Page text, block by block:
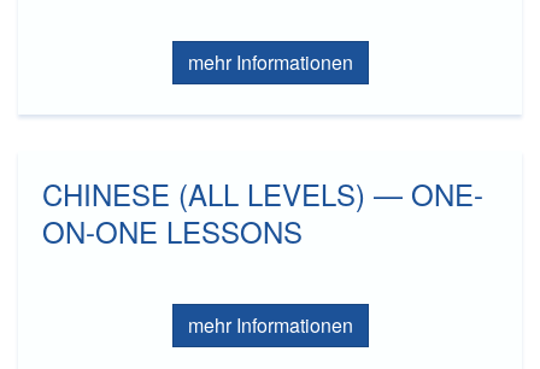
mehr Informationen
CHINESE (ALL LEVELS) — ONE-
ON-ONE LESSONS
mehr Informationen